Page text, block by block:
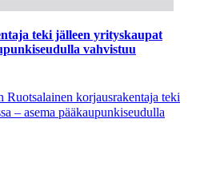
teki jälleen yrityskaupat
vahvistuu
Ruotsalainen korjausrakentaja teki
– asema pääkaupunkiseudulla